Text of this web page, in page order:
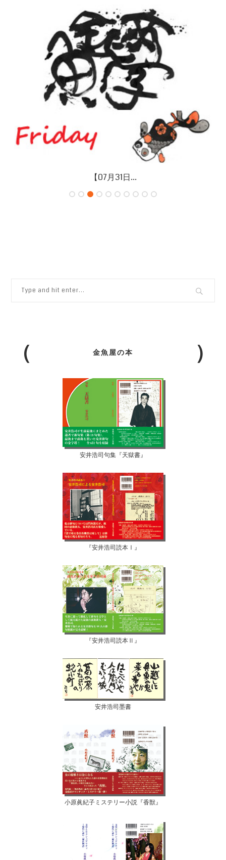
【07月26日...
金魚屋の本
安井浩司句集『天獄書』
『安井浩司読本Ⅰ』
『安井浩司読本Ⅱ』
安井浩司墨書
小原眞紀子ミステリー小説『香獣』